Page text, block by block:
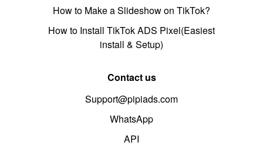
How to Make a Slideshow on TikTok?
How to Install TikTok ADS Pixel(Easiest
install & Setup)
Contact us
Support@pipiads.com
WhatsApp
API